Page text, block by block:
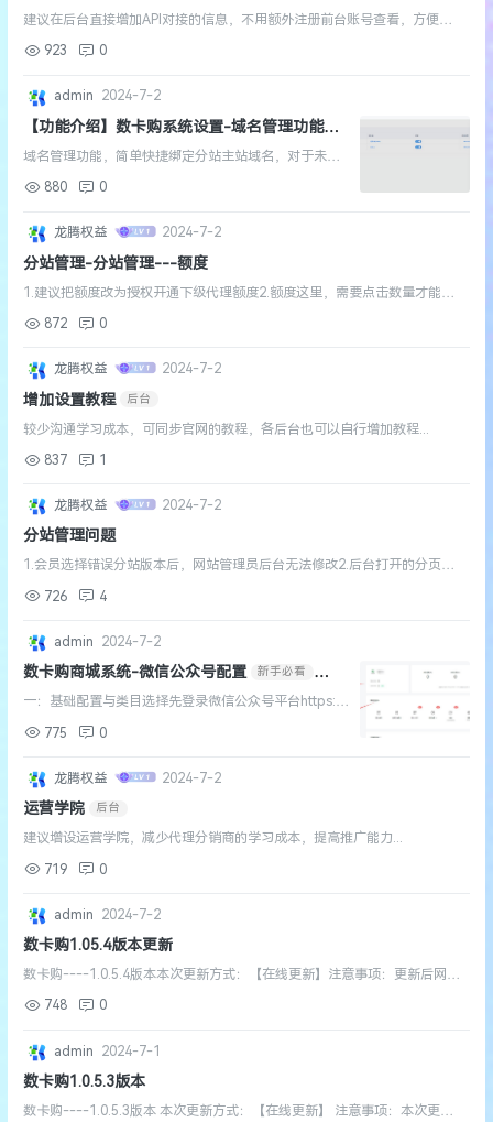
建议在后台直接增加API对接的信息，不用额外注册前台账号查看，方便管
923 0
admin 2024-7-2
【功能介绍】数卡购系统设置-域名管理功能说
明
功能说明
域名管理功能，简单快捷绑定分站主站域名，对于未绑
880 0
龙腾权益 2024-7-2
分站管理-分站管理---额度
1.建议把额度改为授权开通下级代理额度2.额度这里，需要点击数量才能设
872 0
龙腾权益 2024-7-2
增加设置教程 后台
较少沟通学习成本，可同步官网的教程，各后台也可以自行增加教程...
837 1
龙腾权益 2024-7-2
分站管理问题
1.会员选择错误分站版本后，网站管理员后台无法修改2.后台打开的分页面
726 4
admin 2024-7-2
数卡购商城系统-微信公众号配置
新手必看
其他教程
一：基础配置与类目选择先登录微信公众号平台https://
名单以免无法获取access_token登录咱们的商城后台：
775 0
龙腾权益 2024-7-2
运营学院 后台
建议增设运营学院，减少代理分销商的学习成本，提高推广能力...
719 0
admin 2024-7-2
数卡购1.05.4版本更新
数卡购----1.0.5.4版本本次更新方式：【在线更新】注意事项：更新后网站
>[重启]更新内容：【修复】验证码无...
748 0
admin 2024-7-1
数卡购1.0.5.3版本
数卡购----1.0.5.3版本 本次更新方式：【在线更新】 注意事项：本次更新